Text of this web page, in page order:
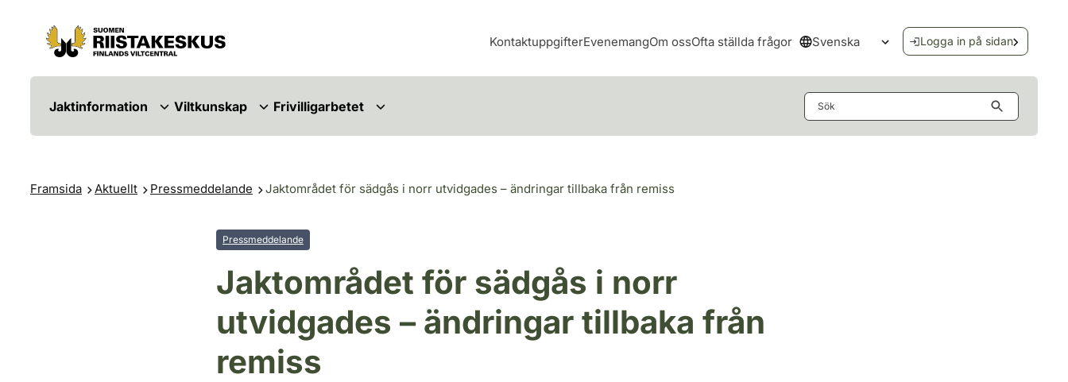
Hoppa till innehåll
Gå till webbplatskartan
KontaktuppgifterEvenemangOm ossOfta ställda frågor Svenska
Öppna språkmenyn
Logga in på sidan
Jaktinformation Viltkunskap Frivilligarbetet
Framsida Aktuellt Pressmeddelande Jaktområdet för sädgås i norr utvidgades – ändringar tillbaka från remiss
Pressmeddelande
Jaktområdet för sädgås i norr
utvidgades – ändringar tillbaka från
remiss